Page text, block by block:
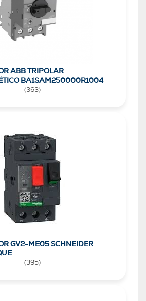
ABB TRIPOLAR
BA1SAM250000R1004
(363)
GV2-ME05 SCHNEIDER
(395)